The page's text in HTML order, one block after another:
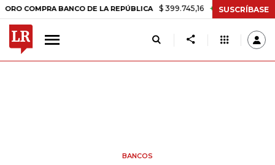
BANCO DE LA REPÚBLICA $ 399.745,16 +$ 2.295,71 +0,58%
SUSCRÍBASE
BANCOS